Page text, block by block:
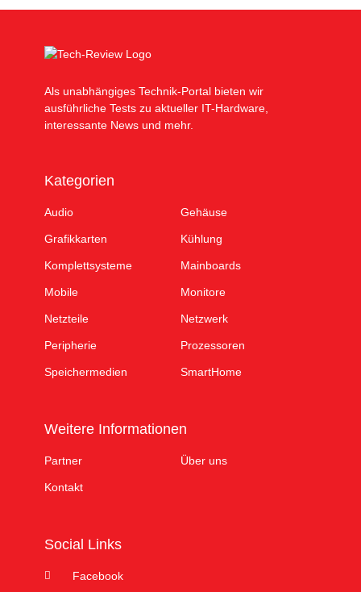
Als unabhängiges Technik-Portal bieten wir
ausführliche Tests zu aktueller IT-Hardware,
interessante News und mehr.
Kategorien
Audio Gehäuse
Grafikkarten Kühlung
Komplettsysteme Mainboards
Mobile Monitore
Netzteile Netzwerk
Peripherie Prozessoren
Speichermedien SmartHome
Weitere Informationen
Partner Über uns
Kontakt
Social Links
Facebook